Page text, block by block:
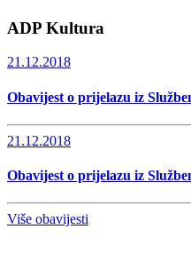
ADP Kultura
21.12.2018
Obavijest o prijelazu iz
21.12.2018
Obavijest o prijelazu iz
Više obavijesti